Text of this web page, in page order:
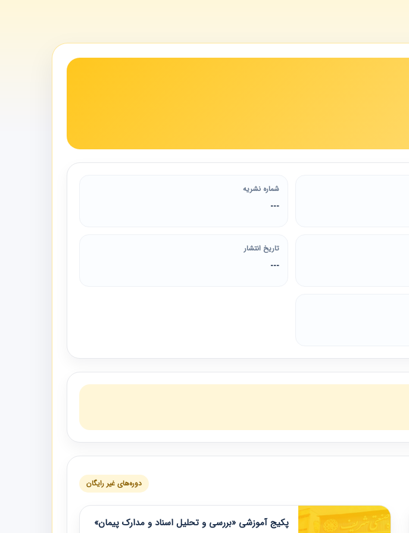
شماره نشریه
---
تاریخ انتشار
---
دوره‌های غیر رایگان
پکیج آموزشی «بررسی و تحلیل اسناد و مدارک پیمان»